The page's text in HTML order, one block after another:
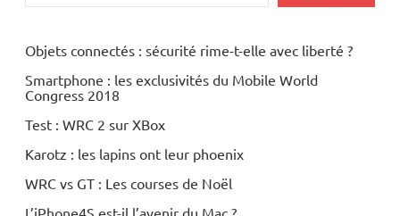
Objets connectés : sécurité rime-t-elle avec liberté ?
Smartphone : les exclusivités du Mobile World
Congress 2018
Test : WRC 2 sur XBox
Karotz : les lapins ont leur phoenix
WRC vs GT : Les courses de Noël